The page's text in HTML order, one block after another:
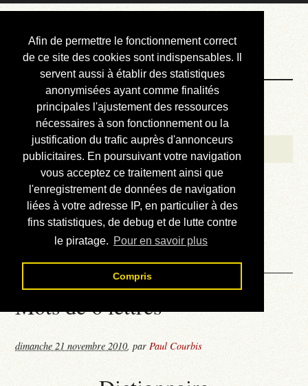
Afin de permettre le fonctionnement correct
de ce site des cookies sont indispensables. Il
servent aussi à établir des statistiques
anonymisées ayant comme finalités
principales l'ajustement des ressources
nécessaires à son fonctionnement ou la
justification du trafic auprès d'annonceurs
publicitaires. En poursuivant votre navigation
vous acceptez ce traitement ainsi que
l'enregistrement de données de navigation
liées à votre adresse IP, en particulier à des
fins statistiques, de debug et de lutte contre
le piratage. Pour en savoir plus
Compris
Courbis, « LE »
Blog Officiel
Bienvenue
Réalisations
Divers (et d’été)
Annonces
Liens externes
Téléchargement
Contact
Mots de 6 lettres
dimanche 21 novembre 2010,parPaul Courbis